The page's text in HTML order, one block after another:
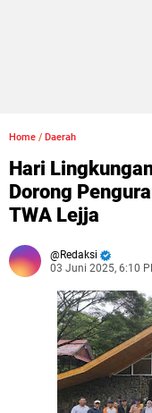
Home / Daerah
Hari
Dorong
TWA Lejja
Redaksi
03 Juni 2025, 6:10